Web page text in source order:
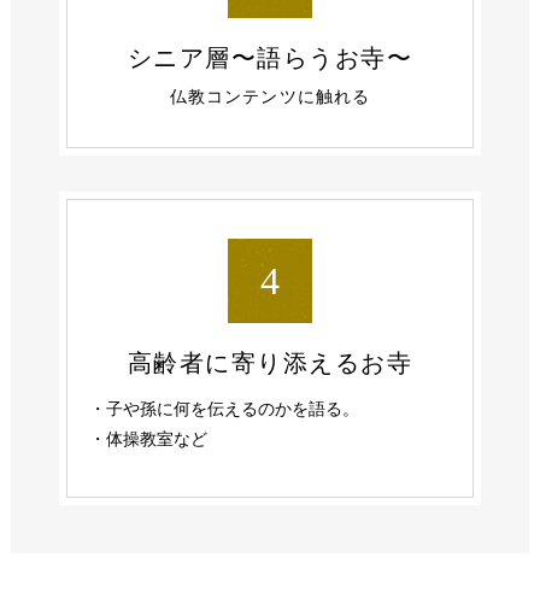
シニア層〜語らうお寺〜
仏教コンテンツに触れる
4
高齢者に寄り添えるお寺
・子や孫に何を伝えるのかを語る。
・体操教室など